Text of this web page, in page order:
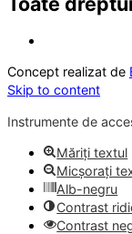
Concept realizat de
Skip to content
Instrumente de
Măriți textul
Micșorați
Alb-negru
Contrast
Contrast